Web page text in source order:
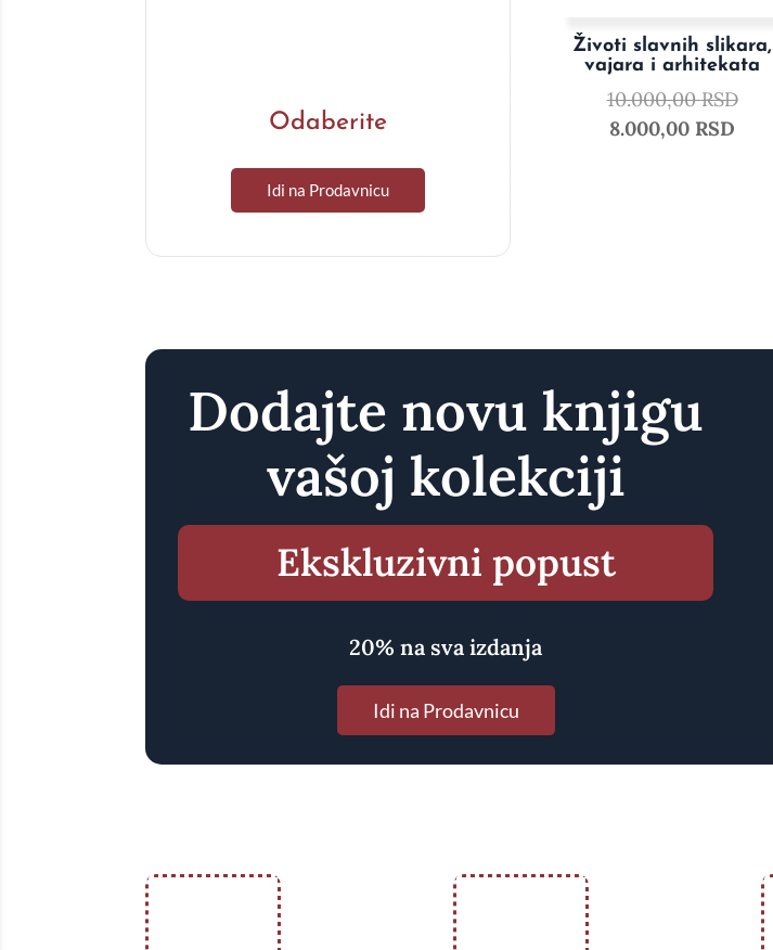
Odaberite
Idi na Prodavnicu
Životi slavnih slikara,
vajara i arhitekata
10.000,00RSD
8.000,00 RSD
Dodajte novu knjigu
vašoj kolekciji
Ekskluzivni popust
20% na sva izdanja
Idi na Prodavnicu